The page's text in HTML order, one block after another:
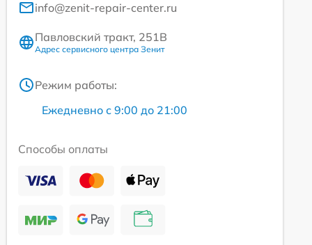
info@zenit-repair-center.ru
Павловский тракт, 251В
Адрес сервисного центра Зенит
Режим работы:
Ежедневно с 9:00 до 21:00
Способы оплаты